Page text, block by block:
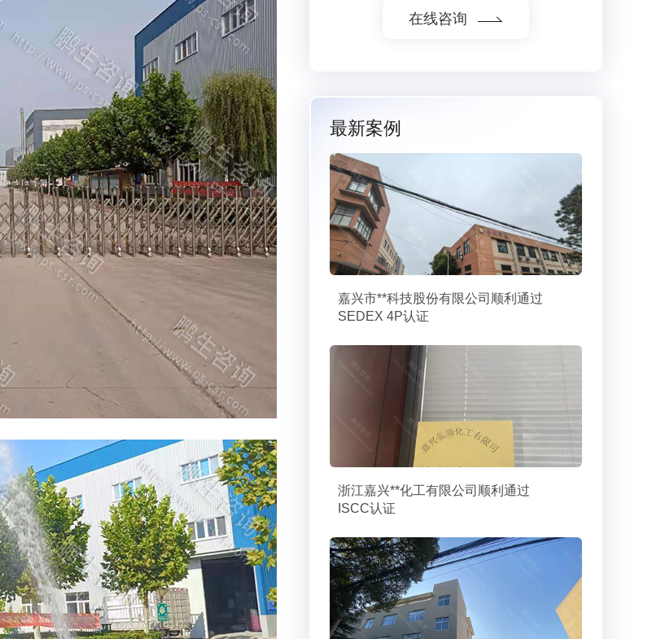
在线咨询
最新案例
嘉兴市**科技股份有限公司顺利通过
SEDEX 4P认证
浙江嘉兴**化工有限公司顺利通过
ISCC认证